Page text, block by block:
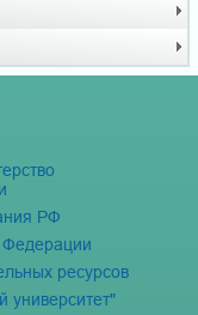
РФ
Федерации
ресурсов